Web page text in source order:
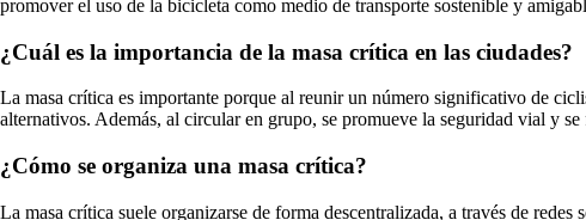
promover el uso de la bicicleta como medio de transporte sostenible y
¿Cuál es la importancia de la masa crítica en las ciudades?
La masa crítica es importante porque al reunir un número significativo de
alternativos. Además, al circular en grupo, se promueve la seguridad vial y
¿Cómo se organiza una masa crítica?
La masa crítica suele organizarse de forma descentralizada, a través de